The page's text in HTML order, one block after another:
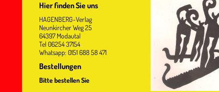
Hier finden Sie uns
HAGENBERG-Verlag
Neunkircher Weg 25
64397 Modautal
Tel 06254 37154
Whatsapp: 0151 688 58 471
Bestellungen
Bitte bestellen Sie